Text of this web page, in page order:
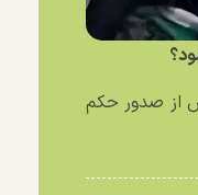
از صدور حکم